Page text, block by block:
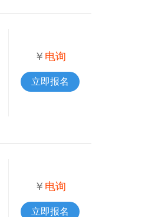
￥ 电询
立即报名
￥ 电询
立即报名